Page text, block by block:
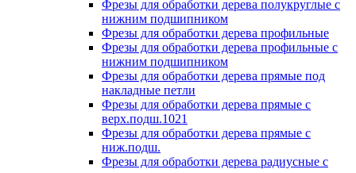
Фрезы для обработки дерева полукруглые с
нижним подшипником
Фрезы для обработки дерева профильные
Фрезы для обработки дерева профильные с
нижним подшипником
Фрезы для обработки дерева прямые под
накладные петли
Фрезы для обработки дерева прямые с
верх.подш.1021
Фрезы для обработки дерева прямые с
ниж.подш.
Фрезы для обработки дерева радиусные с